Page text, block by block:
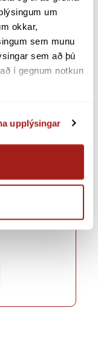
um
okkar,
sem munu
sem að þú
í gegnum notkun
upplýsingar
gjaldskrár
á
og
geta